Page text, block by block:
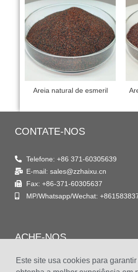
Este site usa cookies para
Areia natural de esmeril
CONTATE-NOS
Telefone: +86 371-60305639
E-mail: sales@zzhaixu.cn
Fax: +86-371-60305637
MP/Whatsapp/Wechat:
ACHE-NOS
Endereço